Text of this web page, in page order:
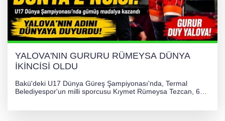
YALOVA'NIN GURURU RÜMEYSA DÜNYA
İKİNCİSİ OLDU
Bakü'deki U17 Dünya Güreş Şampiyonası'nda, Termal
Belediyespor'un milli sporcusu Kıymet Rümeysa Tezcan, 69